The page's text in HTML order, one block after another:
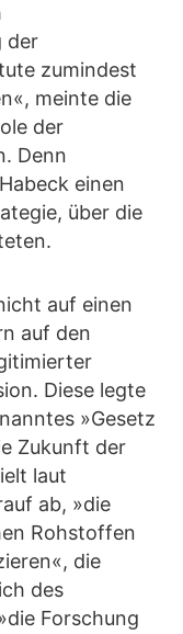
der
zumindest
meinte die
der
Denn
einen
über die
auf einen
auf den
Diese legte
»Gesetz
Zukunft der
laut
ab, »die
Rohstoffen
die
des
Forschung